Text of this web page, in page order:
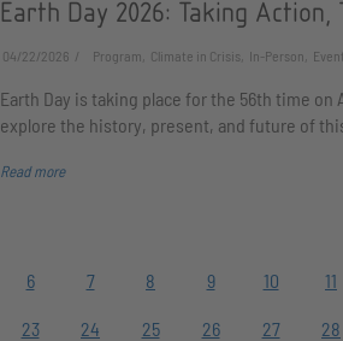
Earth Day 2026: Taking Action,
04/22/2026 Program, Climate in Crisis, In-Person,
Earth Day is taking place for the 56th time on
explore the history, present, and future of
Read more
6 7 8 9 10 11
23 24 25 26 27 28